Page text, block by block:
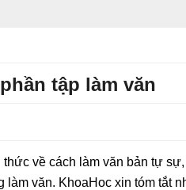
tập làm văn
về cách làm văn bản tự
làm văn. KhoaHoc xin tóm tắt